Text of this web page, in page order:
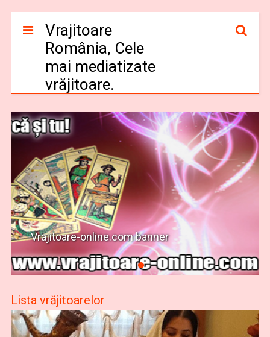
Vrajitoare
România, Cele
mai mediatizate
vrăjitoare.
Vrajitoare-online.com banner
Lista vrăjitoarelor